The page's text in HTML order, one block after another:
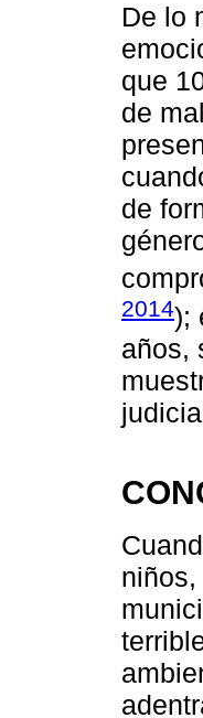
De lo
que
de
de
2014);
años,